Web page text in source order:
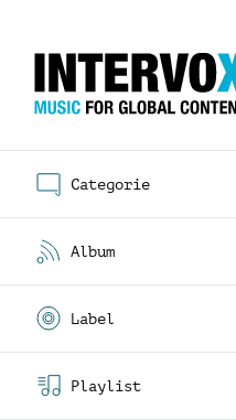
Categorie
Album
Label
Playlist